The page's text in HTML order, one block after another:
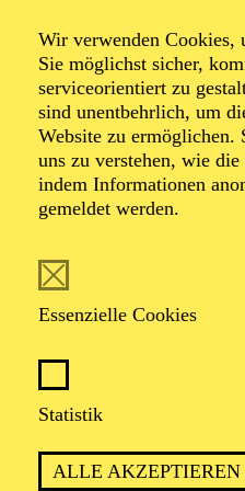
Wir verwenden Cookies,
Sie möglichst sicher,
serviceorientiert zu
sind unentbehrlich, um
Website zu ermöglichen.
uns zu verstehen, wie
indem Informationen
gemeldet werden.
Essenzielle Cookies
Statistik
ALLE AKZEPTIEREN
35,00€
Abo 13: Entertainment
AALTO MUSIKTHEATER
AALTO BALLETT ESSEN
Freitag
15:30 - 17:30
FÜHRUNG
Zweistündiger öffentlicher